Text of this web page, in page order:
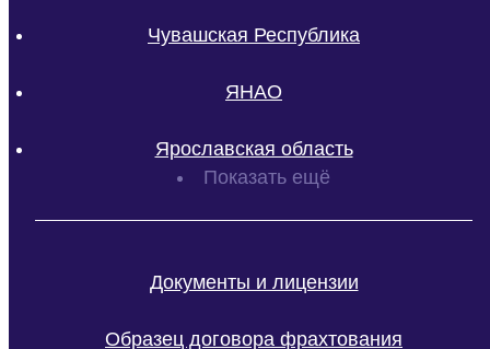
Чувашская Республика
ЯНАО
Ярославская область
Показать ещё
Документы и лицензии
Образец договора фрахтования